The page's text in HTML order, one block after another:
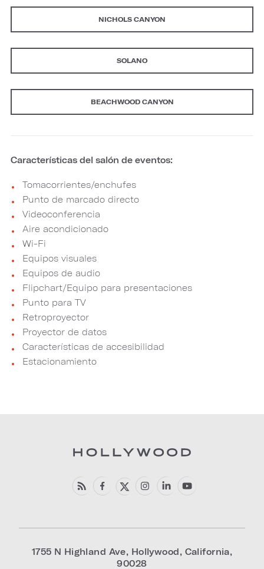
NICHOLS CANYON
SOLANO
BEACHWOOD CANYON
Características del salón de eventos:
Tomacorrientes/enchufes
Punto de marcado directo
Videoconferencia
Aire acondicionado
Wi-Fi
Equipos visuales
Equipos de audio
Flipchart/Equipo para presentaciones
Punto para TV
Retroproyector
Proyector de datos
Características de accesibilidad
Estacionamiento
1755 N Highland Ave, Hollywood, California,
90028